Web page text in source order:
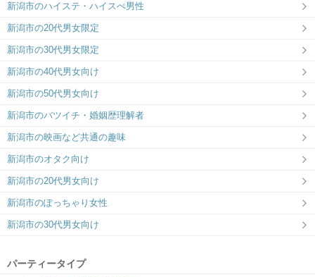
新潟市のハイステ・ハイスぺ男性
新潟市の20代男女限定
新潟市の30代男女限定
新潟市の40代男女向け
新潟市の50代男女向け
新潟市のバツイチ・婚姻歴理解者
新潟市の映画など共通の趣味
新潟市のオタク向け
新潟市の20代男女向け
新潟市のぽっちゃり女性
新潟市の30代男女向け
パーティータイプ